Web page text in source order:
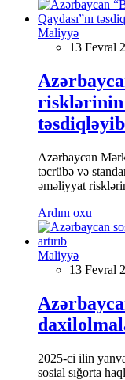
Maliyyə
13 Fevral
risklərinin
təsdiqləyib
Azərbaycan
təcrübə və
əməliyyat
Ardını oxu
Maliyyə
13 Fevral
2025-ci ilin
sosial sığorta